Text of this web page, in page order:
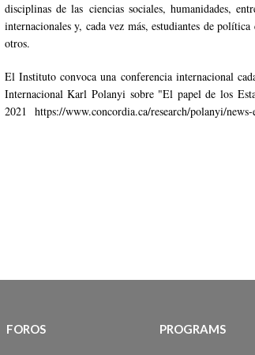
disciplinas de las ciencias sociales, humanidades,
internacionales y, cada vez más, estudiantes de
otros.
El Instituto convoca una conferencia internacional
Internacional Karl Polanyi sobre "El papel de los
2021 https://www.concordia.ca/research/polanyi/
FOROS PROGRAMS